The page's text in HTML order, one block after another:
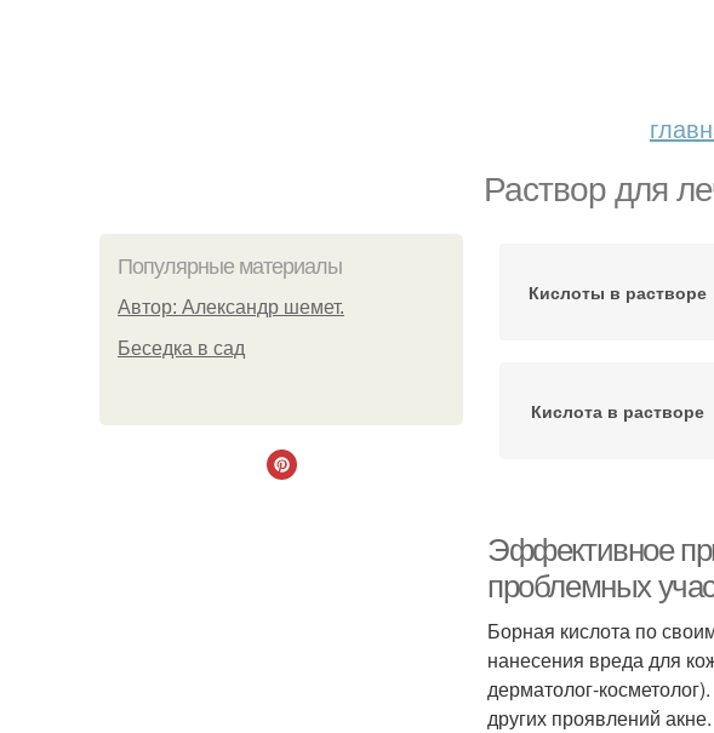
Раствор для
Популярные материалы
Автор: Александр шемет.
Беседка в сад
Кислоты в растворе
Кислота в растворе
Эффективное
проблемных
Борная кислота по
нанесения вреда для
дерматолог-
других проявлений акне.